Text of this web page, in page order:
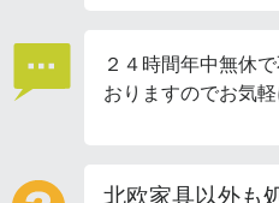
２４時間年中無休
おりますのでお気軽
北欧家具以外も